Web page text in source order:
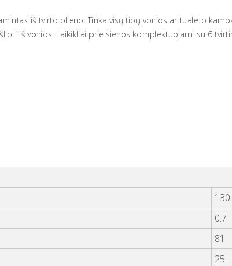
iš tvirto plieno. Tinka visų tipų vonios ar tualeto
iš vonios. Laikikliai prie sienos komplektuojami su 6
130
0.7
81
25